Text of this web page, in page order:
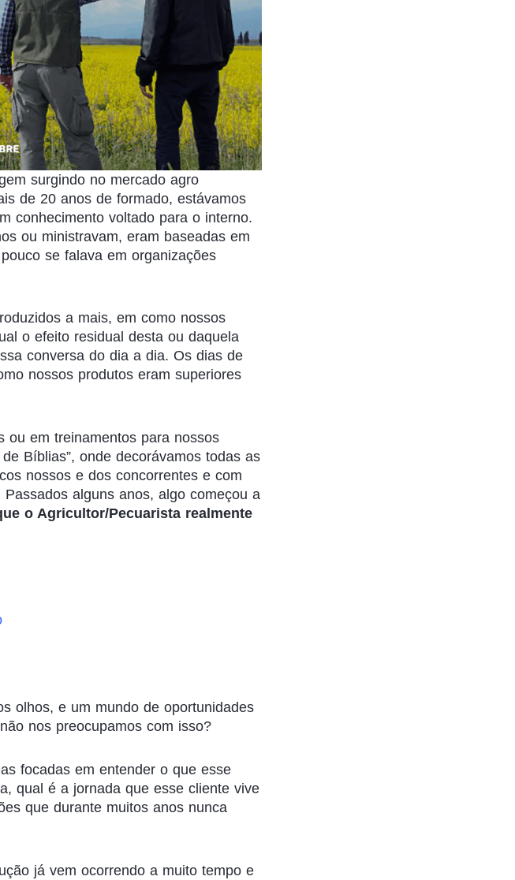
surgindo no mercado agro
de 20 anos de formado, estávamos
conhecimento voltado para o interno.
ou ministravam, eram baseadas em
se falava em organizações
a mais, em como nossos
o efeito residual desta ou daquela
conversa do dia a dia. Os dias de
nossos produtos eram superiores
ou em treinamentos para nossos
Bíblias”, onde decorávamos todas as
nossos e dos concorrentes e com
alguns anos, algo começou a
o Agricultor/Pecuarista realmente
olhos, e um mundo de oportunidades
nos preocupamos com isso?
focadas em entender o que esse
qual é a jornada que esse cliente vive
que durante muitos anos nunca
já vem ocorrendo a muito tempo e